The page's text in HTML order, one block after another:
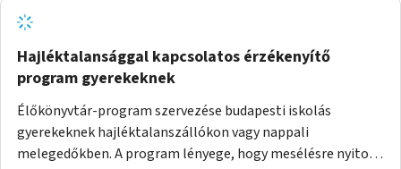
Hajléktalansággal kapcsolatos érzékenyítő
program gyerekeknek
Élőkönyvtár-program szervezése budapesti iskolás
gyerekeknek hajléktalanszállókon vagy nappali
melegedőkben. A program lényege, hogy mesélésre nyitott